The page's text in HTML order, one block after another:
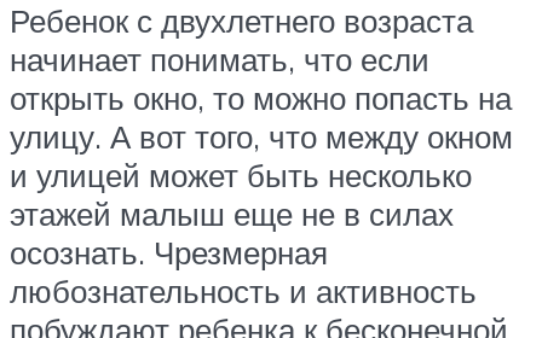
Ребенок с двухлетнего возраста
начинает понимать, что если
открыть окно, то можно попасть на
улицу. А вот того, что между окном
и улицей может быть несколько
этажей малыш еще не в силах
осознать. Чрезмерная
любознательность и активность
побуждают ребенка к бесконечной